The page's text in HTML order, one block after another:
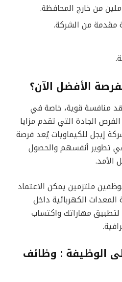
من خارج المحافظة.
مقدمة من الشركة.
الأفضل الآن؟
منافسة قوية، خاصة في
الجادة التي تقدم مزايا
إيجل للكيماويات يُعد فرصة
تطوير أنفسهم والحصول
الأمد.
ملتزمين يمكن الاعتماد
الكهربائية داخل
مهاراتك واكتساب
الوظيفة : وظائف